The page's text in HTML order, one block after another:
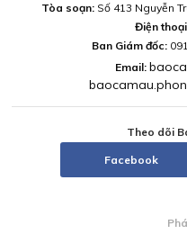
Tòa soạn:Số 413 Nguyễn
Điện
Ban Giám đốc:
Email:
Theo dõi
Facebook